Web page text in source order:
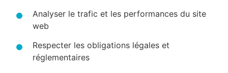
Analyser le trafic et les performances du site
web
Respecter les obligations légales et
réglementaires